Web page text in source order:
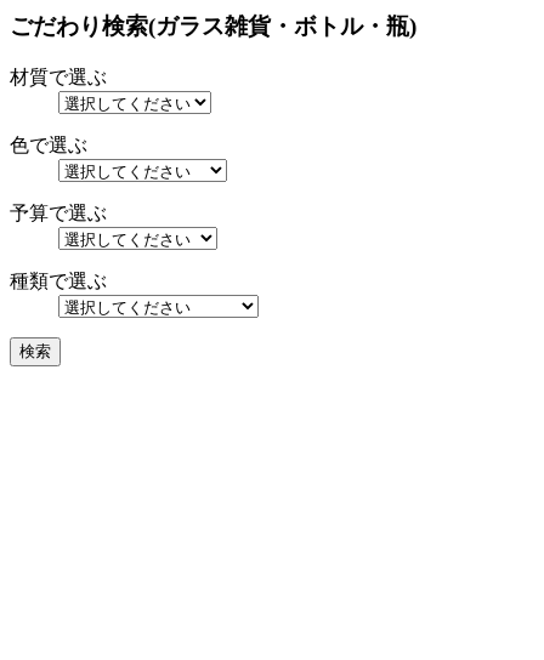
ごだわり検索(ガラス雑貨・ボトル・瓶)
材質で選ぶ
色で選ぶ
予算で選ぶ
種類で選ぶ